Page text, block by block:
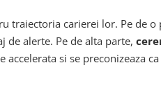
carierei lor. Pe de o
alerte. Pe de alta parte,
accelerata si se preconizeaza